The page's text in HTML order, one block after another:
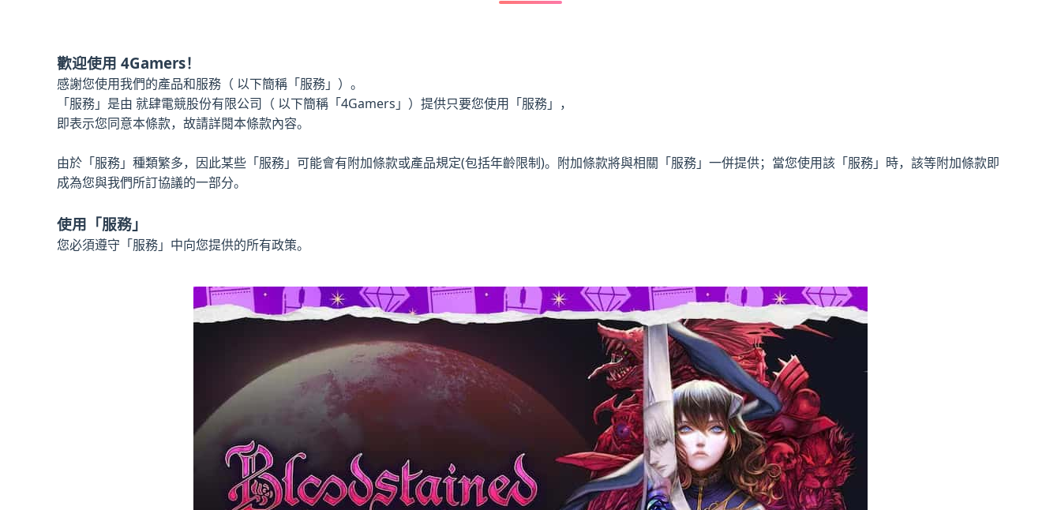
歡迎使用 4Gamers！
感謝您使用我們的產品和服務（ 以下簡稱「服務」）。
「服務」是由 就肆電競股份有限公司（ 以下簡稱「4Gamers」）提供只要您使用「服務」，
即表示您同意本條款，故請詳閱本條款內容。
由於「服務」種類繁多，因此某些「服務」可能會有附加條款或產品規定(包括年齡限制)。附加條款將與相關「服務」一併提供；當您使用該「服務」時，該等附加條款即
成為您與我們所訂協議的一部分。
使用「服務」
您必須遵守「服務」中向您提供的所有政策。